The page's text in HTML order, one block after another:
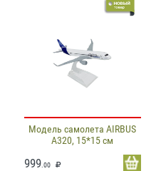
Модель самолета AIRBUS
A320, 15*15 см
999 .00